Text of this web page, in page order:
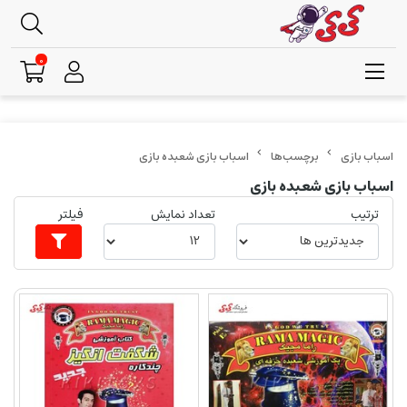
برچسب‌ها اسباب بازی شعبده بازی
اسباب بازی شعبده بازی
ترتیب تعداد نمایش فیلتر
0